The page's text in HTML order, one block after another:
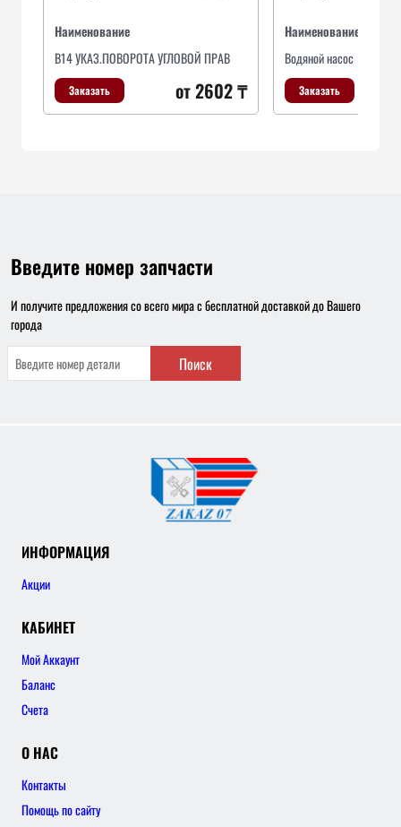
Наименование
B14 УКАЗ.ПОВОРОТА УГЛОВОЙ ПРАВ
Заказать от 2602 ₸
Наименование
Водяной насос
Заказать
Введите номер запчасти
И получите предложения со всего мира с бесплатной доставкой до Вашего
города
Поиск
ИНФОРМАЦИЯ
Акции
КАБИНЕТ
Мой Аккаунт
Баланс
Счета
О НАС
Контакты
Помощь по сайту